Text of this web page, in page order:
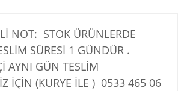
NOT: STOK ÜRÜNLERDE
SÜRESİ 1 GÜNDÜR .
AYNI GÜN TESLİM
İÇİN (KURYE İLE ) 0533 465 06